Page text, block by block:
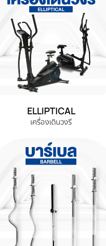
ELLIPTICAL
เครื่องเดินวงรี